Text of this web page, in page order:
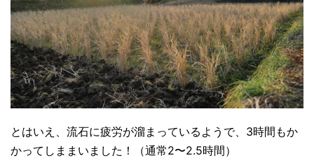
とはいえ、流石に疲労が溜まっているようで、3時間もか
かってしままいました！（通常2〜2.5時間）